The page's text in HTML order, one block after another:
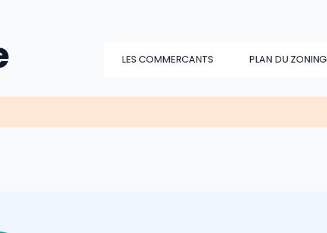
LES COMMERCANTS PLAN DU ZONING